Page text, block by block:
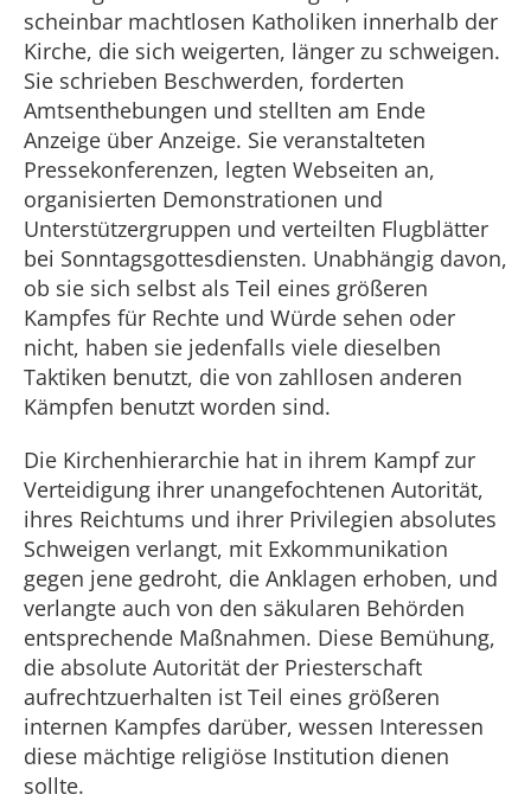
scheinbar machtlosen Katholiken innerhalb der
Kirche, die sich weigerten, länger zu schweigen.
Sie schrieben Beschwerden, forderten
Amtsenthebungen und stellten am Ende
Anzeige über Anzeige. Sie veranstalteten
Pressekonferenzen, legten Webseiten an,
organisierten Demonstrationen und
Unterstützergruppen und verteilten Flugblätter
bei Sonntagsgottesdiensten. Unabhängig davon,
ob sie sich selbst als Teil eines größeren
Kampfes für Rechte und Würde sehen oder
nicht, haben sie jedenfalls viele dieselben
Taktiken benutzt, die von zahllosen anderen
Kämpfen benutzt worden sind.
Die Kirchenhierarchie hat in ihrem Kampf zur
Verteidigung ihrer unangefochtenen Autorität,
ihres Reichtums und ihrer Privilegien absolutes
Schweigen verlangt, mit Exkommunikation
gegen jene gedroht, die Anklagen erhoben, und
verlangte auch von den säkularen Behörden
entsprechende Maßnahmen. Diese Bemühung,
die absolute Autorität der Priesterschaft
aufrechtzuerhalten ist Teil eines größeren
internen Kampfes darüber, wessen Interessen
diese mächtige religiöse Institution dienen
sollte.